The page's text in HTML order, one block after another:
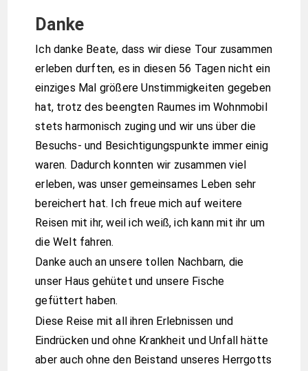
Danke
Ich danke Beate, dass wir diese Tour zusammen
erleben durften, es in diesen 56 Tagen nicht ein
einziges Mal größere Unstimmigkeiten gegeben
hat, trotz des beengten Raumes im Wohnmobil
stets harmonisch zuging und wir uns über die
Besuchs- und Besichtigungspunkte immer einig
waren. Dadurch konnten wir zusammen viel
erleben, was unser gemeinsames Leben sehr
bereichert hat. Ich freue mich auf weitere
Reisen mit ihr, weil ich weiß, ich kann mit ihr um
die Welt fahren.
Danke auch an unsere tollen Nachbarn, die
unser Haus gehütet und unsere Fische
gefüttert haben.
Diese Reise mit all ihren Erlebnissen und
Eindrücken und ohne Krankheit und Unfall hätte
aber auch ohne den Beistand unseres Herrgotts